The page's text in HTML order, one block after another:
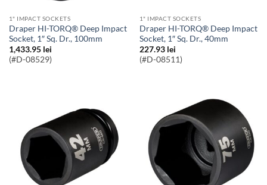
1" IMPACT SOCKETS
Draper HI-TORQ® Deep Impact
Socket, 1″ Sq. Dr., 100mm
1,433.95 lei
(#D-08529)
1" IMPACT SOCKETS
Draper HI-TORQ® Deep Impact
Socket, 1″ Sq. Dr., 40mm
227.93 lei
(#D-08511)